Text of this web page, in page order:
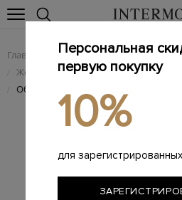
Главная Женщинам / Женская
/ Женские пуховики
/ Объемный пуховик из стеганого
Персональная
первую покупку
10%
для